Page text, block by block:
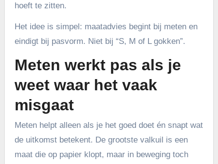
hoeft te zitten.
Het idee is simpel: maatadvies begint bij meten en
eindigt bij pasvorm. Niet bij “S, M of L gokken”.
Meten werkt pas als je
weet waar het vaak
misgaat
Meten helpt alleen als je het goed doet én snapt wat
de uitkomst betekent. De grootste valkuil is een
maat die op papier klopt, maar in beweging toch